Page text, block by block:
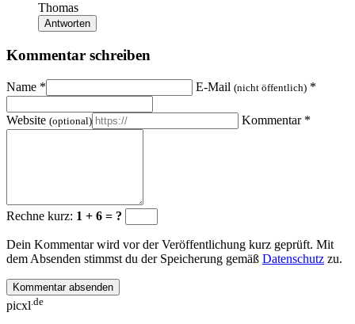
Thomas
Antworten
Kommentar schreiben
Name * E-Mail (nicht öffentlich) *
Website (optional) Kommentar *
Rechne kurz: 1 + 6 = ?
Dein Kommentar wird vor der Veröffentlichung kurz geprüft. Mit
dem Absenden stimmst du der Speicherung gemäß Datenschutz zu.
Kommentar absenden
picxl .de